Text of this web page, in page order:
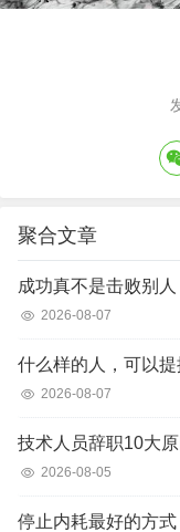
聚合文章
成功真不是击败别
2026-08-07
什么样的人，可以提
2026-08-07
技术人员辞职10大原
2026-08-05
停止内耗最好的方